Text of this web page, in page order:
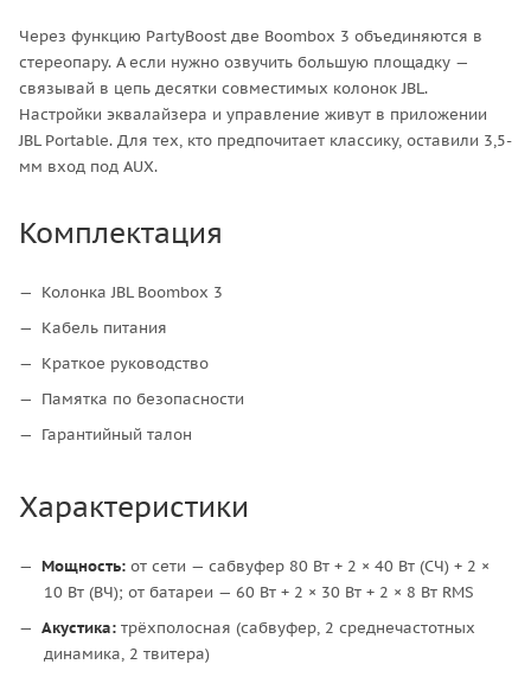
Через функцию PartyBoost две Boombox 3 объединяются в
стереопару. А если нужно озвучить большую площадку —
связывай в цепь десятки совместимых колонок JBL.
Настройки эквалайзера и управление живут в приложении
JBL Portable. Для тех, кто предпочитает классику, оставили 3,5-
мм вход под AUX.
Комплектация
Колонка JBL Boombox 3
Кабель питания
Краткое руководство
Памятка по безопасности
Гарантийный талон
Характеристики
Мощность: от сети — сабвуфер 80 Вт + 2 × 40 Вт (СЧ) + 2 ×
10 Вт (ВЧ); от батареи — 60 Вт + 2 × 30 Вт + 2 × 8 Вт RMS
Акустика: трёхполосная (сабвуфер, 2 среднечастотных
динамика, 2 твитера)